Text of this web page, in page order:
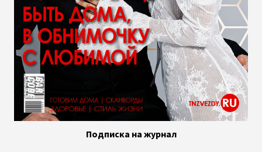
Подписка на журнал